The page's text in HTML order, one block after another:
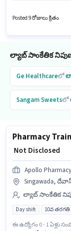
తరగతి లోపు అర్హత ఉన్న
Time ఉద్యోగం,
Posted 9 రోజులు క్రితం
ల్యాబ్ సాంకేతిక
Ge Healthcareలో
Sangam Sweetsలో
Pharmacy
₹ Not Disclosed
Apollo Pharmacy
Singawada,
ల్యాబ్ సాంకేతిక
Day shift 10వ
ఈ ఉద్యోగం 0 - 1 ఏళ్లు